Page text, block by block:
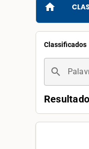
home
Classificados
search